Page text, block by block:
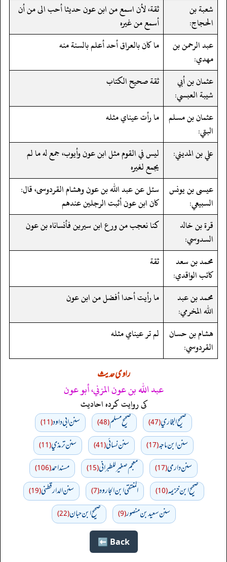
شعبة بن
الحجاج:
ثقة، لأن اسمع من ابن عون حديثا أحب الى من أن
أسمع من غيره
عبد الرحمن بن
مهدي:
ما كان بالعراق أحد أعلم بالسنة منه
عثمان بن أبي
شيبة العبسي:
ثقة صحيح الكتاب
عثمان بن مسلم
البتي:
ما رأت عيناي مثله
علي بن المديني:
ليس في القوم مثل ابن عون وأيوب، جمع له ما لم
يجمع لغيره
عيسى بن يونس
السبيعي:
سئل عن عبد الله بن عون وهشام القردوسى، قال:
كان ابن عون أثبت الرجلين عندهم
قرة بن خالد
السدوسي:
كنا نعجب من ورع ابن سيرين فأنساناه بن عون
محمد بن سعد
كاتب الواقدي:
ثقة
محمد بن عبد
الله المخرمي:
ما رأيت أحدا أفضل من ابن عون
هشام بن حسان
القردوسي:
لم تر عيناي مثله
راوی حدیث
عبد الله بن عون المزني، أبو عون
کی روایت کردہ احادیث
صحيح البخاري(47) صحيح مسلم(48) سنن ابي داود(11)
سنن ابن ماجه(17) سنن نسائي(41) سنن ترمذي(11)
سنن دارمي(17) معجم صغير للطبراني(15) مسند احمد(106)
صحيح ابن خزيمه(10) المنتقى ابن الجارود(7) سنن الدارقطني(19)
سنن سعید بن منصور(9) صحیح ابن حبان(22)
Back ⬅️